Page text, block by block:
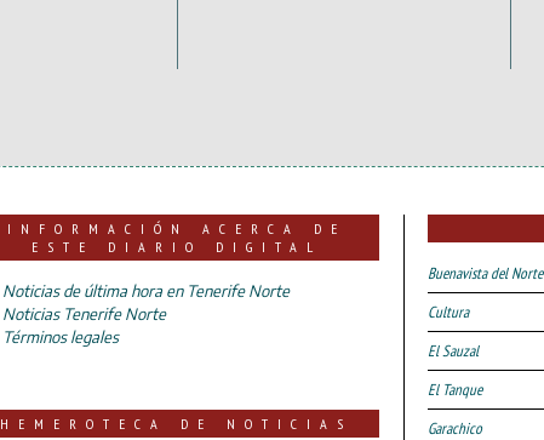
INFORMACIÓN ACERCA DE
ESTE DIARIO DIGITAL
Noticias de última hora en Tenerife Norte
Noticias Tenerife Norte
Términos legales
HEMEROTECA DE NOTICIAS
Buenavista del Norte
Cultura
El Sauzal
El Tanque
Garachico